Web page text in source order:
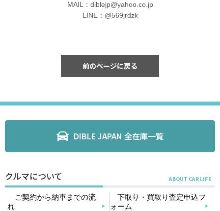
MAIL：diblejp@yahoo.co.jp
LINE：@569jrdzk
前のページに戻る
DIBLE JAPAN 全在庫一覧
クルマについて
ご契約から納車までの流
れ
下取り・買取り査定申込フ
ォーム